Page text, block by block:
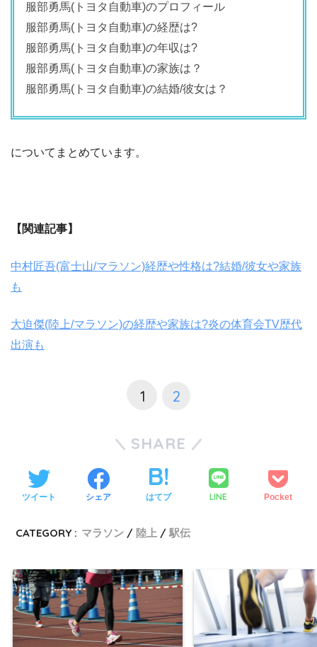
服部勇馬(トヨタ自動車)のプロフィール
服部勇馬(トヨタ自動車)の経歴は?
服部勇馬(トヨタ自動車)の年収は?
服部勇馬(トヨタ自動車)の家族は？
服部勇馬(トヨタ自動車)の結婚/彼女は？
についてまとめています。
【関連記事】
中村匠吾(富士山/マラソン)経歴や性格は?結婚/彼女や家族
も
大迫傑(陸上/マラソン)の経歴や家族は?炎の体育会TV歴代
出演も
1 2
SHARE
ツイート シェア はてブ LINE Pocket
CATEGORY : マラソン 陸上 駅伝